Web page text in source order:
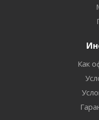
Как